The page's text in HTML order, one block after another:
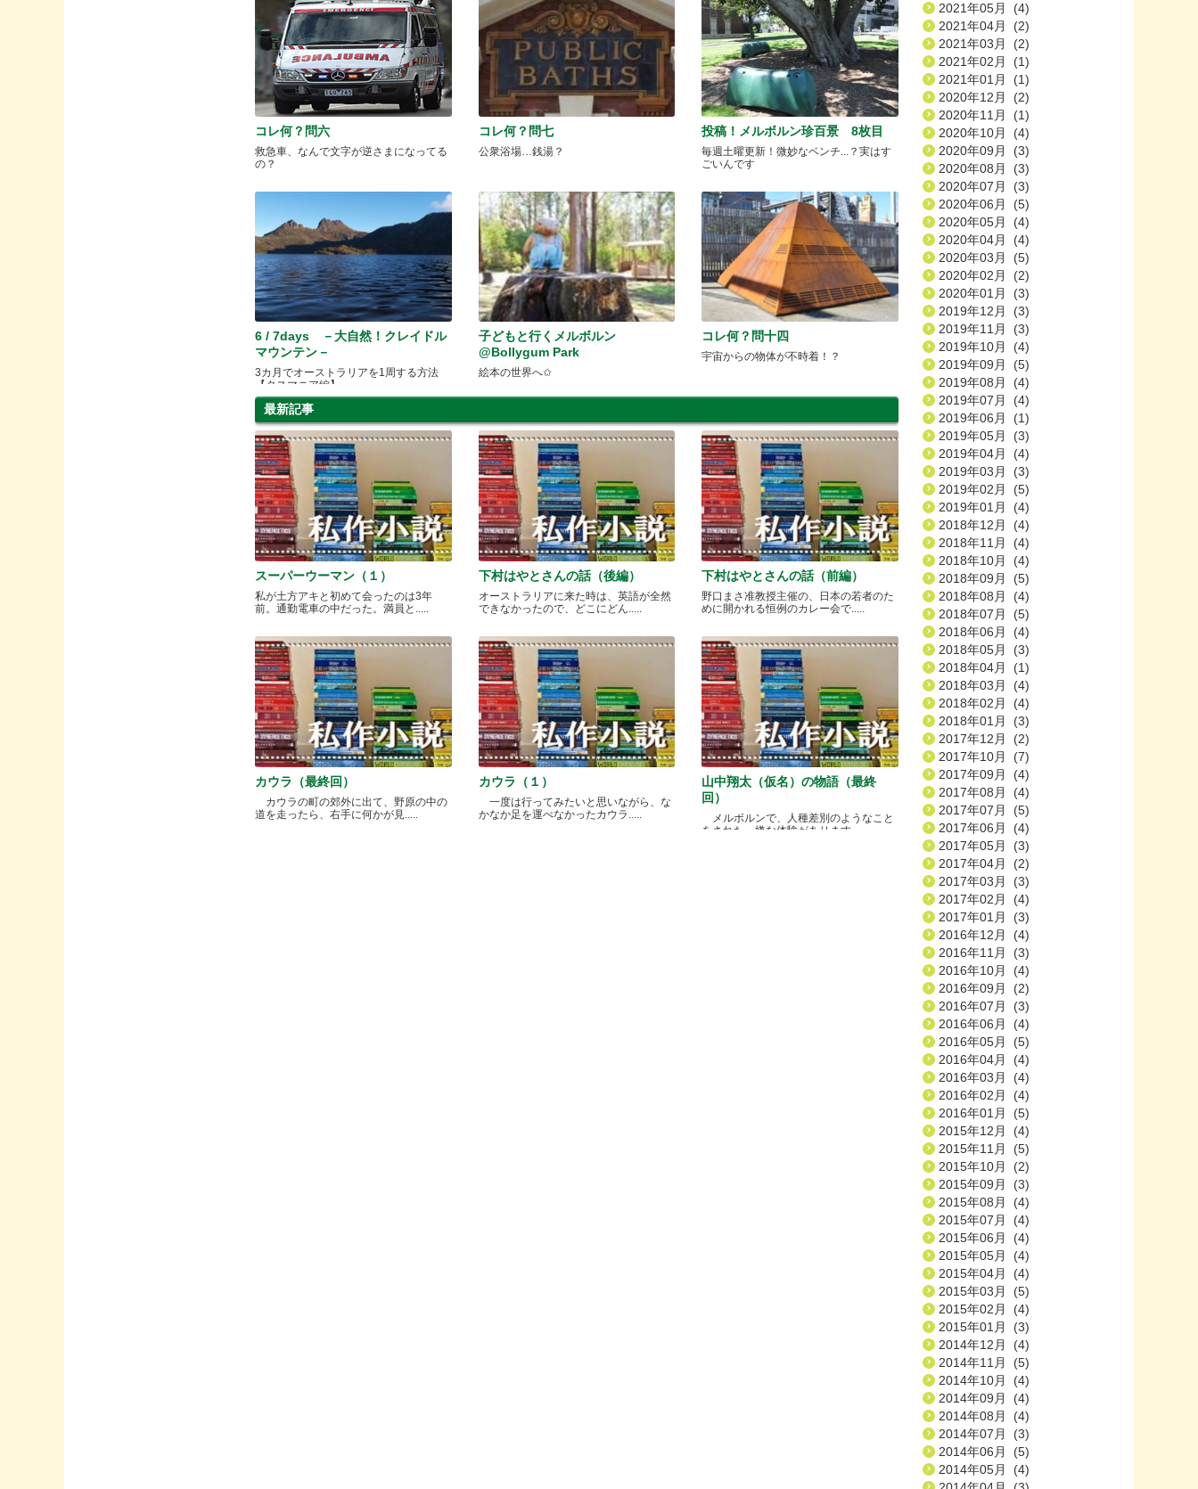
コレ何？問六
救急車、なんで文字が逆さまになってる
の？
コレ何？問七
公衆浴場…銭湯？
投稿！メルボルン珍百景 8枚目
毎週土曜更新！微妙なベンチ...？実はす
ごいんです
6 / 7days －大自然！クレイドル
マウンテン－
3カ月でオーストラリアを1周する方法
【タスマニア編】
子どもと行くメルボルン
@Bollygum Park
絵本の世界へ✩
コレ何？問十四
宇宙からの物体が不時着！？
最新記事
スーパーウーマン（１）
私が土方アキと初めて会ったのは3年
前。通勤電車の中だった。満員と.....
下村はやとさんの話（後編）
オーストラリアに来た時は、英語が全然
できなかったので、どこにどん.....
下村はやとさんの話（前編）
野口まさ准教授主催の、日本の若者のた
めに開かれる恒例のカレー会で.....
カウラ（最終回）
カウラの町の郊外に出て、野原の中の
道を走ったら、右手に何かが見.....
カウラ（１）
一度は行ってみたいと思いながら、な
かなか足を運べなかったカウラ.....
山中翔太（仮名）の物語（最終
回）
メルボルンで、人種差別のようなこと
をされた、嫌な体験があります.....
2021年05月 (4)
2021年04月 (2)
2021年03月 (2)
2021年02月 (1)
2021年01月 (1)
2020年12月 (2)
2020年11月 (1)
2020年10月 (4)
2020年09月 (3)
2020年08月 (3)
2020年07月 (3)
2020年06月 (5)
2020年05月 (4)
2020年04月 (4)
2020年03月 (5)
2020年02月 (2)
2020年01月 (3)
2019年12月 (3)
2019年11月 (3)
2019年10月 (4)
2019年09月 (5)
2019年08月 (4)
2019年07月 (4)
2019年06月 (1)
2019年05月 (3)
2019年04月 (4)
2019年03月 (3)
2019年02月 (5)
2019年01月 (4)
2018年12月 (4)
2018年11月 (4)
2018年10月 (4)
2018年09月 (5)
2018年08月 (4)
2018年07月 (5)
2018年06月 (4)
2018年05月 (3)
2018年04月 (1)
2018年03月 (4)
2018年02月 (4)
2018年01月 (3)
2017年12月 (2)
2017年10月 (7)
2017年09月 (4)
2017年08月 (4)
2017年07月 (5)
2017年06月 (4)
2017年05月 (3)
2017年04月 (2)
2017年03月 (3)
2017年02月 (4)
2017年01月 (3)
2016年12月 (4)
2016年11月 (3)
2016年10月 (4)
2016年09月 (2)
2016年07月 (3)
2016年06月 (4)
2016年05月 (5)
2016年04月 (4)
2016年03月 (4)
2016年02月 (4)
2016年01月 (5)
2015年12月 (4)
2015年11月 (5)
2015年10月 (2)
2015年09月 (3)
2015年08月 (4)
2015年07月 (4)
2015年06月 (4)
2015年05月 (4)
2015年04月 (4)
2015年03月 (5)
2015年02月 (4)
2015年01月 (3)
2014年12月 (4)
2014年11月 (5)
2014年10月 (4)
2014年09月 (4)
2014年08月 (4)
2014年07月 (3)
2014年06月 (5)
2014年05月 (4)